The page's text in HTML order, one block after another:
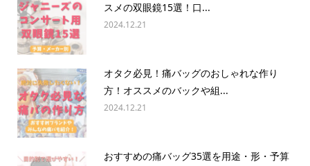
スメの双眼鏡15選！口...
2024.12.21
オタク必見！痛バッグのおしゃれな作り
方！オススメのバックや組...
2024.12.21
おすすめの痛バッグ35選を用途・形・予算